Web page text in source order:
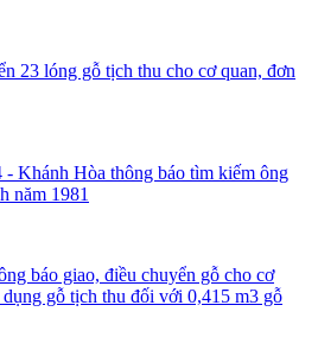
23 lóng gỗ tịch thu cho cơ quan, đơn
- Khánh Hòa thông báo tìm kiếm ông
năm 1981
báo giao, điều chuyển gỗ cho cơ
gỗ tịch thu đối với 0,415 m3 gỗ